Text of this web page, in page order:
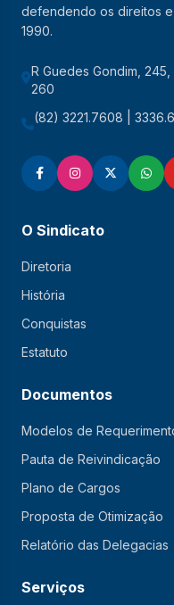
defendendo os direitos
1990.
R Guedes Gondim,
260
(82) 3221.7608 |
O Sindicato
Diretoria
História
Conquistas
Estatuto
Documentos
Modelos de
Pauta de Reivindicação
Plano de Cargos
Proposta de Otimização
Relatório das Delegacias
Serviços